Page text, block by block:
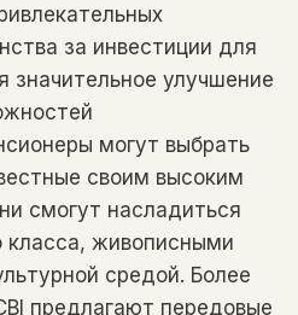
за инвестиции для
значительное улучшение
могут выбрать
своим высоким
смогут насладиться
класса, живописными
средой. Более
предлагают передовые